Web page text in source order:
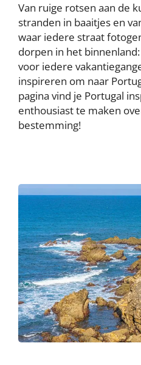
Van ruige rotsen aan de
stranden in baaitjes en
waar iedere straat
dorpen in het
voor iedere
inspireren om naar
pagina vind je Portugal
enthousiast te maken
bestemming!